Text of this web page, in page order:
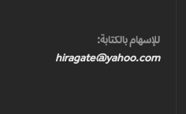
للإسهام بالكتابة:
hiragate@yahoo.com